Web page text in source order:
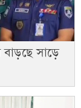
বাড়ছে সাড়ে